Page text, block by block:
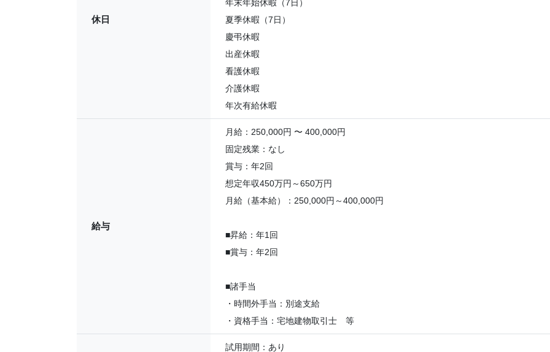
休日
年末年始休暇（7日）
夏季休暇（7日）
慶弔休暇
出産休暇
看護休暇
介護休暇
年次有給休暇
給与
月給：250,000円 〜 400,000円
固定残業：なし
賞与：年2回
想定年収450万円～650万円
月給（基本給）：250,000円～400,000円
■昇給：年1回
■賞与：年2回
■諸手当
・時間外手当：別途支給
・資格手当：宅地建物取引士 等
試用期間：あり